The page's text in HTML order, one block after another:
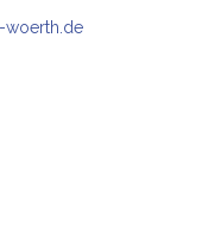
woerth.de